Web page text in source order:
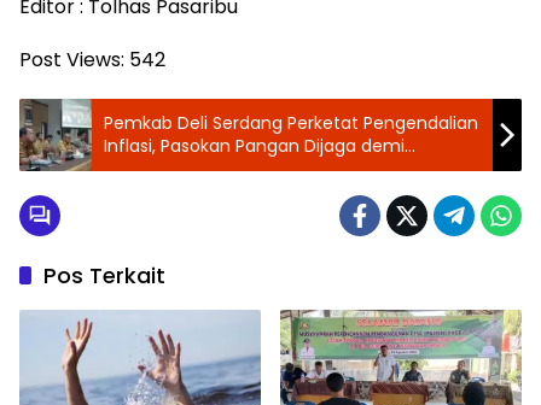
Editor : Tolhas Pasaribu
Post Views: 542
‎Pemkab Deli Serdang Perketat Pengendalian
Inflasi, Pasokan Pangan Dijaga demi
Kesejahteraan Masyarakat
Pos Terkait